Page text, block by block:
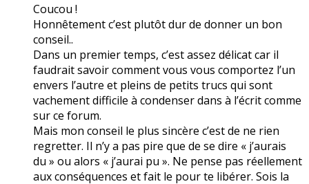
Coucou !
Honnêtement c’est plutôt dur de donner un bon
conseil..
Dans un premier temps, c’est assez délicat car il
faudrait savoir comment vous vous comportez l’un
envers l’autre et pleins de petits trucs qui sont
vachement difficile à condenser dans à l’écrit comme
sur ce forum.
Mais mon conseil le plus sincère c’est de ne rien
regretter. Il n’y a pas pire que de se dire « j’aurais
du » ou alors « j’aurai pu ». Ne pense pas réellement
aux conséquences et fait le pour te libérer. Sois la